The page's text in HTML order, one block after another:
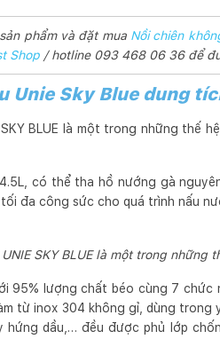
phẩm và đặt mua Nồi chiên
Shop / hotline 093 468 06 36 để
Unie Sky Blue dung
BLUE là một trong những thế
có thể tha hồ nướng gà
đa công sức cho quá trình nấu
SKY BLUE là một trong những
95% lượng chất béo cùng 7
từ inox 304 không gỉ, dùng
hứng dầu,… đều được phủ lớp